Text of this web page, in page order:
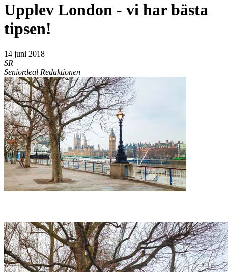
Upplev London - vi har bästa
tipsen!
14 juni 2018
SR
Seniordeal Redaktionen